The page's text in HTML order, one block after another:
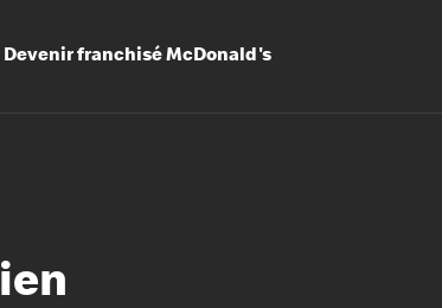
DevenirfranchiséMcDonald's